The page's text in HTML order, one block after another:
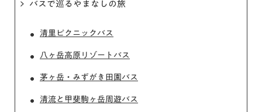
バスで巡るやまなしの旅
清里ピクニックバス
八ヶ岳高原リゾートバス
茅ヶ岳・みずがき田園バス
清流と甲斐駒ヶ岳周遊バス